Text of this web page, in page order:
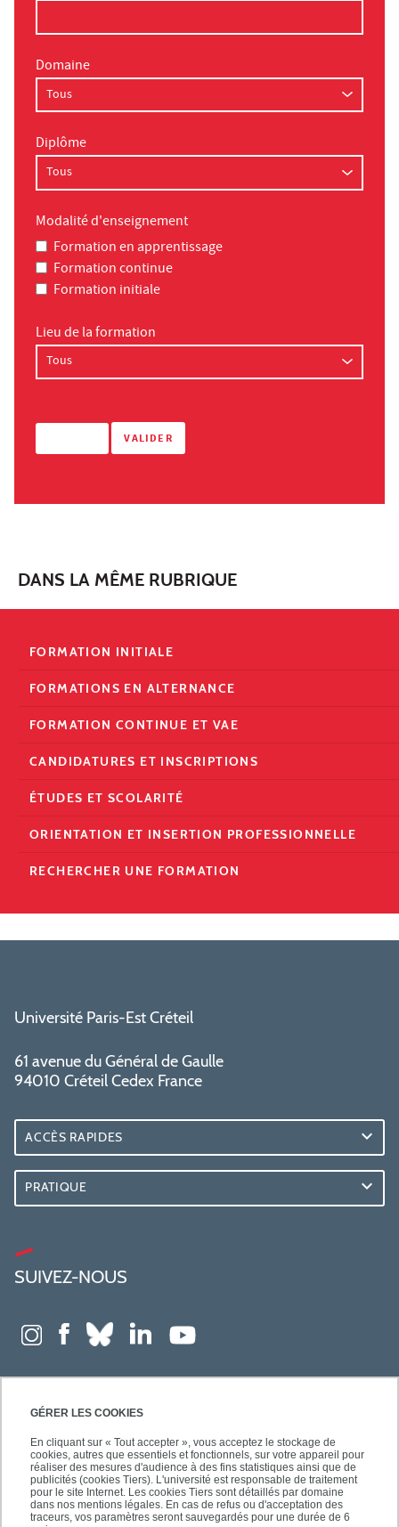
GÉRER LES COOKIES
En cliquant sur « Tout accepter », vous acceptez le stockage de
cookies, autres que essentiels et fonctionnels, sur votre appareil pour
réaliser des mesures d'audience à des fins statistiques ainsi que de
publicités (cookies Tiers). L'université est responsable de traitement
pour le site Internet. Les cookies Tiers sont détaillés par domaine
dans nos mentions légales. En cas de refus ou d'acceptation des
traceurs, vos paramètres seront sauvegardés pour une durée de 6
Domaine
Diplôme
Modalité d'enseignement
Formation en apprentissage
Formation continue
Formation initiale
Lieu de la formation
DANS LA MÊME RUBRIQUE
FORMATION INITIALE
FORMATIONS EN ALTERNANCE
FORMATION CONTINUE ET VAE
CANDIDATURES ET INSCRIPTIONS
ÉTUDES ET SCOLARITÉ
ORIENTATION ET INSERTION PROFESSIONNELLE
RECHERCHER UNE FORMATION
Université Paris-Est Créteil
61 avenue du Général de Gaulle
94010 Créteil Cedex France
ACCÈS RAPIDES
PRATIQUE
SUIVEZ-NOUS